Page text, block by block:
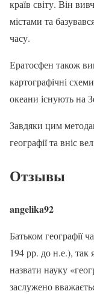
країв світу. Він
містами та
часу.
Ератосфен також
картографічні
океани існують на
Завдяки цим
географії та вніс
Отзывы
angelika92
Батьком географії
194 рр. до н.е.),
назвати науку
заслужено